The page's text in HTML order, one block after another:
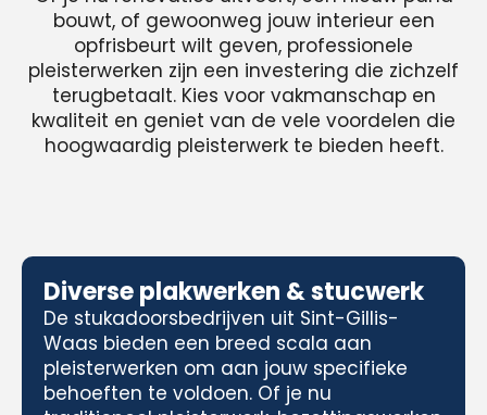
bouwt, of gewoonweg jouw interieur een
opfrisbeurt wilt geven, professionele
pleisterwerken zijn een investering die zichzelf
terugbetaalt. Kies voor vakmanschap en
kwaliteit en geniet van de vele voordelen die
hoogwaardig pleisterwerk te bieden heeft.
Diverse plakwerken & stucwerk
De stukadoorsbedrijven uit Sint-Gillis-
Waas bieden een breed scala aan
pleisterwerken om aan jouw specifieke
behoeften te voldoen. Of je nu